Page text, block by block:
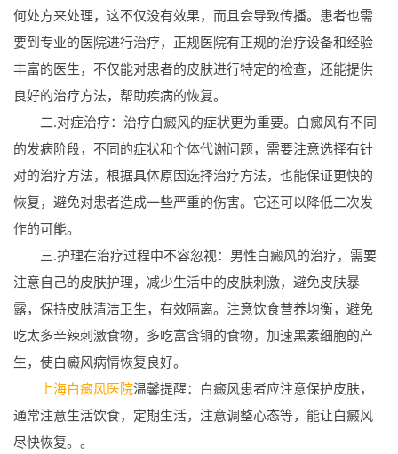
何处方来处理，这不仅没有效果，而且会导致传播。患者也需
要到专业的医院进行治疗，正规医院有正规的治疗设备和经验
丰富的医生，不仅能对患者的皮肤进行特定的检查，还能提供
良好的治疗方法，帮助疾病的恢复。
二.对症治疗：治疗白癜风的症状更为重要。白癜风有不同
的发病阶段，不同的症状和个体代谢问题，需要注意选择有针
对的治疗方法，根据具体原因选择治疗方法，也能保证更快的
恢复，避免对患者造成一些严重的伤害。它还可以降低二次发
作的可能。
三.护理在治疗过程中不容忽视：男性白癜风的治疗，需要
注意自己的皮肤护理，减少生活中的皮肤刺激，避免皮肤暴
露，保持皮肤清洁卫生，有效隔离。注意饮食营养均衡，避免
吃太多辛辣刺激食物，多吃富含铜的食物，加速黑素细胞的产
生，使白癜风病情恢复良好。
上海白癜风医院温馨提醒：白癜风患者应注意保护皮肤，
通常注意生活饮食，定期生活，注意调整心态等，能让白癜风
尽快恢复。。